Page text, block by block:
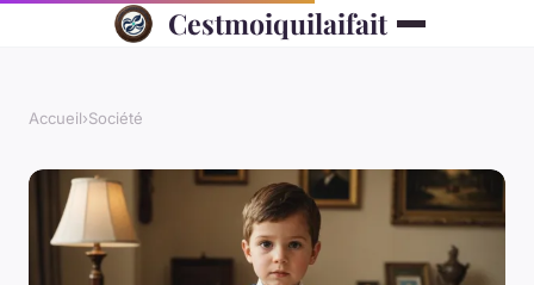
Cestmoiquilaifait
Accueil›Société